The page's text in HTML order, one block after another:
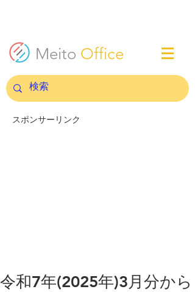
Meito Office
スポンサーリンク
令和7年(2025年)3月分から